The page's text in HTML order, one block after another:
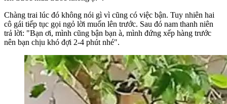
Chàng trai lúc đó không nói gì vì cũng có việc bận. Tuy nhiên hai
cô gái tiếp tục gọi ngỏ lời muốn lên trước. Sau đó nam thanh niên
trả lời: "Bạn ơi, mình cũng bận bạn à, mình đứng xếp hàng trước
nên bạn chịu khó đợi 2-4 phút nhé".